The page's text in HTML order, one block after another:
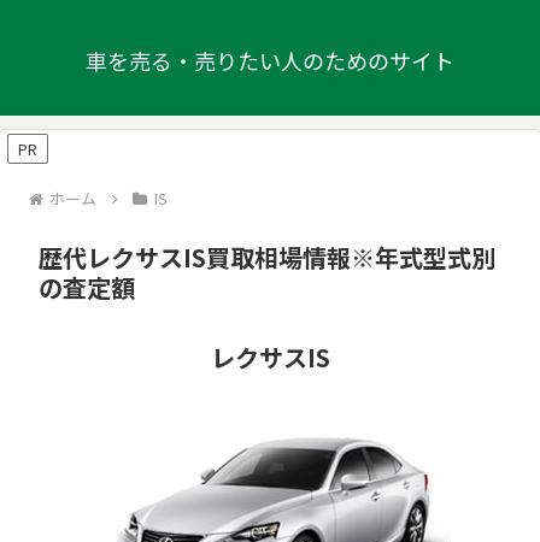
車を売る・売りたい人のためのサイト
PR
ホーム IS
歴代レクサスIS買取相場情報※年式型式別
の査定額
レクサスIS